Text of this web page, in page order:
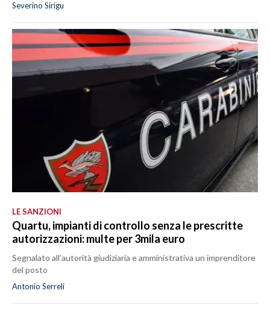
Severino Sirigu
LE SANZIONI
Quartu, impianti di controllo senza le prescritte
autorizzazioni: multe per 3mila euro
Segnalato all’autorità giudiziaria e amministrativa un imprenditore
del posto
Antonio Serreli